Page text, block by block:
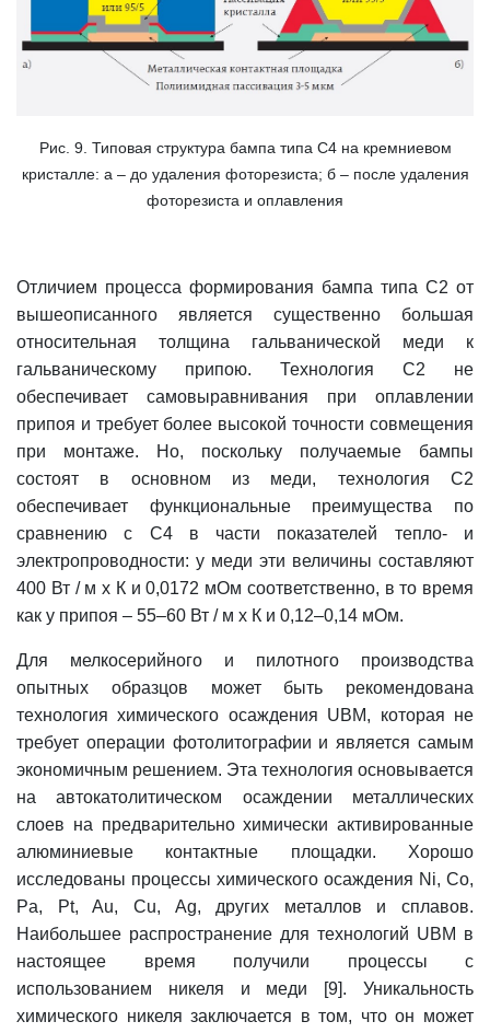
Рис. 9. Типовая структура бампа типа С4 на кремниевом
кристалле: а – до удаления фоторезиста; б – после удаления
фоторезиста и оплавления
Отличием процесса формирования бампа типа С2 от
вышеописанного является существенно бoльшая
относительная толщина гальванической меди к
гальваническому припою. Технология С2 не
обеспечивает самовыравнивания при оплавлении
припоя и требует более высокой точности совмещения
при монтаже. Но, поскольку получаемые бампы
состоят в основном из меди, технология С2
обеспечивает функциональные преимущества по
сравнению с С4 в части показателей тепло- и
электропроводности: у меди эти величины составляют
400 Вт / м х К и 0,0172 мОм соответственно, в то время
как у припоя – 55–60 Вт / м х К и 0,12–0,14 мОм.
Для мелкосерийного и пилотного производства
опытных образцов может быть рекомендована
технология химического осаждения UBM, которая не
требует операции фотолитографии и является самым
экономичным решением. Эта технология основывается
на автокатолитическом осаждении металлических
слоев на предварительно химически активированные
алюминиевые контактные площадки. Хорошо
исследованы процессы химического осаждения Ni, Co,
Pa, Pt, Au, Cu, Ag, других металлов и сплавов.
Наибольшее распространение для технологий UBM в
настоящее время получили процессы с
использованием никеля и меди [9]. Уникальность
химического никеля заключается в том, что он может